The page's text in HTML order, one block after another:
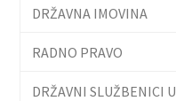
DRŽAVNA IMOVINA
RADNO PRAVO
DRŽAVNI SLUŽBENICI